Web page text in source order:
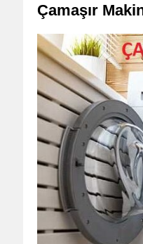
Çamaşır